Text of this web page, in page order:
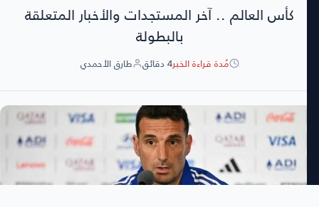
كأس العالم .. آخر المستجدات والأخبار المتعلقة
بالبطولة
مُدة قراءة الخبر4 دقائق طارق الأحمدي